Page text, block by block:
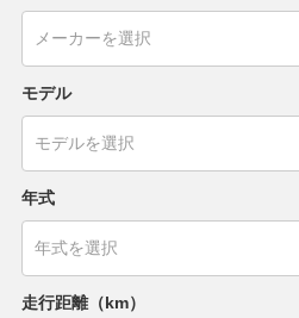
モデル
年式
走行距離（km）